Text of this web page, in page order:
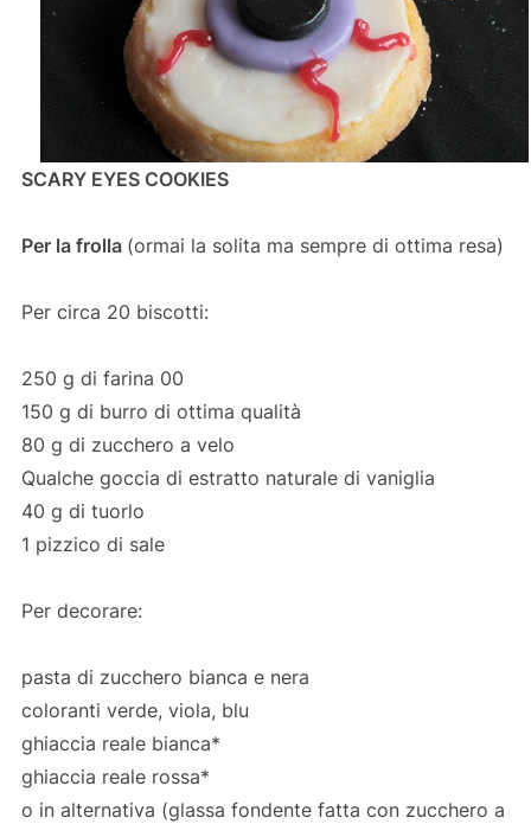
SCARY EYES COOKIES
Per la frolla (ormai la solita ma sempre di ottima resa)
Per circa 20 biscotti:
250 g di farina 00
150 g di burro di ottima qualità
80 g di zucchero a velo
Qualche goccia di estratto naturale di vaniglia
40 g di tuorlo
1 pizzico di sale
Per decorare:
pasta di zucchero bianca e nera
coloranti verde, viola, blu
ghiaccia reale bianca*
ghiaccia reale rossa*
o in alternativa (glassa fondente fatta con zucchero a